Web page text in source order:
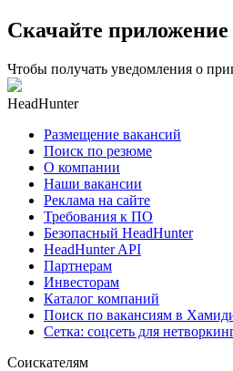
Скачайте приложение
Чтобы получать уведомления о
HeadHunter
Размещение вакансий
Поиск по резюме
О компании
Наши вакансии
Реклама на сайте
Требования к ПО
Безопасный HeadHunter
HeadHunter API
Партнерам
Инвесторам
Каталог компаний
Поиск по вакансиям в
Сетка: соцсеть для
Соискателям